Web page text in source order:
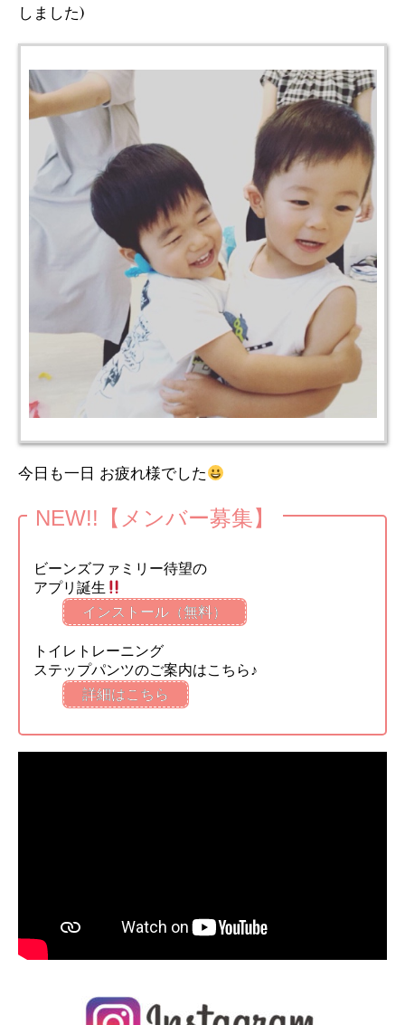
しました)
今日も一日 お疲れ様でした
NEW!!【メンバー募集】
ビーンズファミリー待望の
アプリ誕生
インストール（無料）
トイレトレーニング
ステップパンツのご案内はこちら♪
詳細はこちら